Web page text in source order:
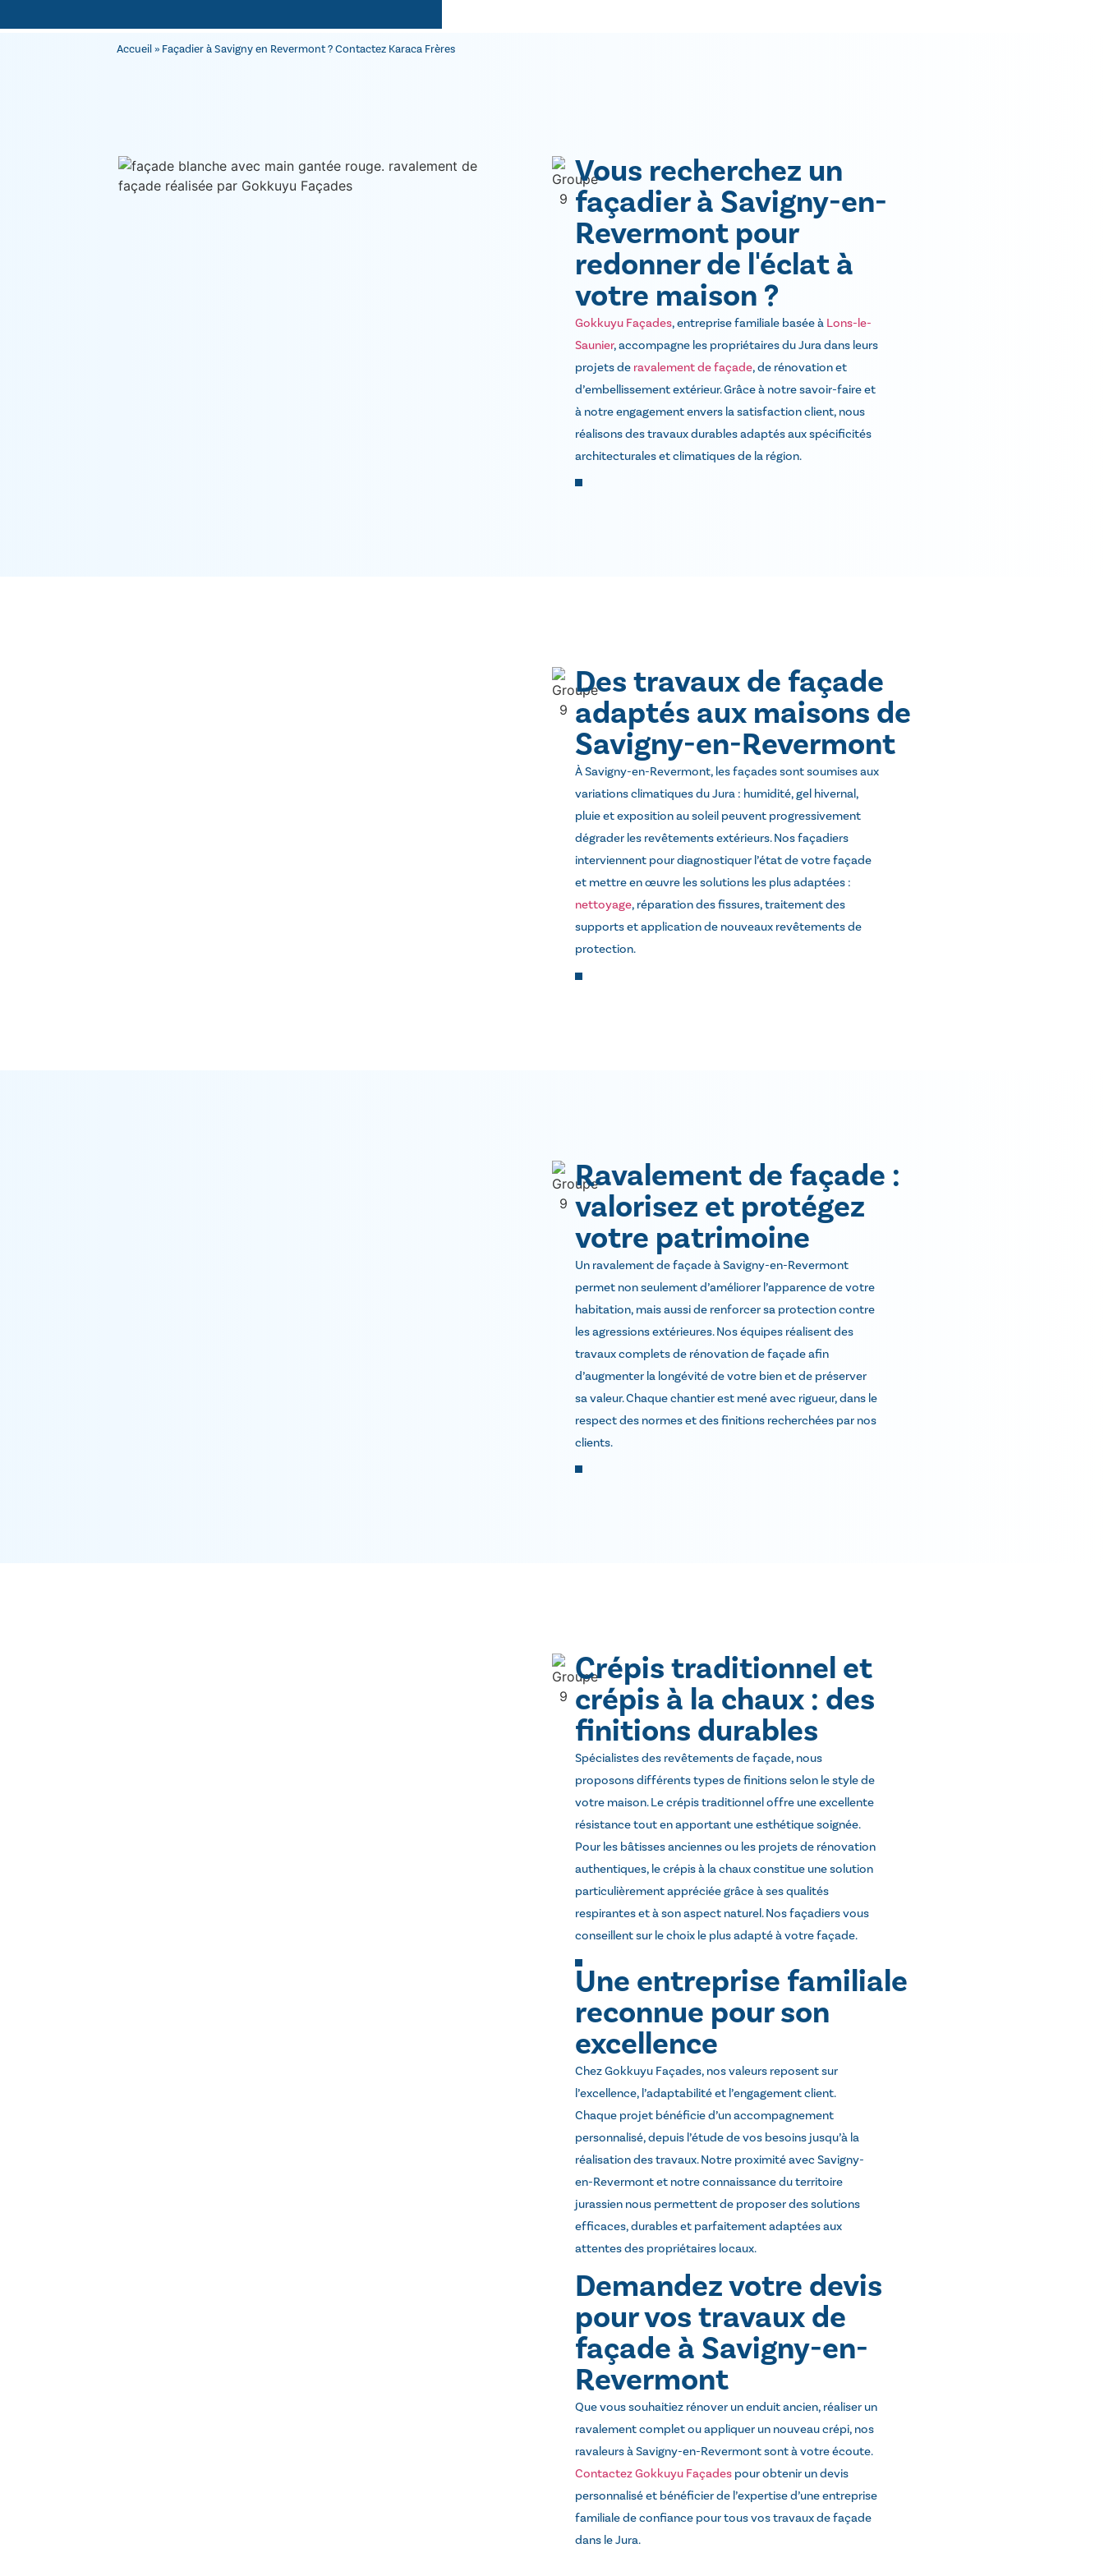
Accueil» Façadier à Savigny en Revermont ? Contactez Karaca Frères
Vous recherchez un
façadier à Savigny-en-
Revermont pour
redonner de l'éclat à
votre maison ?
Gokkuyu Façades, entreprise familiale basée à Lons-le-
Saunier, accompagne les propriétaires du Jura dans leurs
projets de ravalement de façade, de rénovation et
d’embellissement extérieur. Grâce à notre savoir-faire et
à notre engagement envers la satisfaction client, nous
réalisons des travaux durables adaptés aux spécificités
architecturales et climatiques de la région.
Des travaux de façade
adaptés aux maisons de
Savigny-en-Revermont
À Savigny-en-Revermont, les façades sont soumises aux
variations climatiques du Jura : humidité, gel hivernal,
pluie et exposition au soleil peuvent progressivement
dégrader les revêtements extérieurs. Nos façadiers
interviennent pour diagnostiquer l’état de votre façade
et mettre en œuvre les solutions les plus adaptées :
nettoyage, réparation des fissures, traitement des
supports et application de nouveaux revêtements de
protection.
Ravalement de façade :
valorisez et protégez
votre patrimoine
Un ravalement de façade à Savigny-en-Revermont
permet non seulement d’améliorer l’apparence de votre
habitation, mais aussi de renforcer sa protection contre
les agressions extérieures. Nos équipes réalisent des
travaux complets de rénovation de façade afin
d’augmenter la longévité de votre bien et de préserver
sa valeur. Chaque chantier est mené avec rigueur, dans le
respect des normes et des finitions recherchées par nos
clients.
Crépis traditionnel et
crépis à la chaux : des
finitions durables
Spécialistes des revêtements de façade, nous
proposons différents types de finitions selon le style de
votre maison. Le crépis traditionnel offre une excellente
résistance tout en apportant une esthétique soignée.
Pour les bâtisses anciennes ou les projets de rénovation
authentiques, le crépis à la chaux constitue une solution
particulièrement appréciée grâce à ses qualités
respirantes et à son aspect naturel. Nos façadiers vous
conseillent sur le choix le plus adapté à votre façade.
Une entreprise familiale
reconnue pour son
excellence
Chez Gokkuyu Façades, nos valeurs reposent sur
l’excellence, l’adaptabilité et l’engagement client.
Chaque projet bénéficie d’un accompagnement
personnalisé, depuis l’étude de vos besoins jusqu’à la
réalisation des travaux. Notre proximité avec Savigny-
en-Revermont et notre connaissance du territoire
jurassien nous permettent de proposer des solutions
efficaces, durables et parfaitement adaptées aux
attentes des propriétaires locaux.
Demandez votre devis
pour vos travaux de
façade à Savigny-en-
Revermont
Que vous souhaitiez rénover un enduit ancien, réaliser un
ravalement complet ou appliquer un nouveau crépi, nos
ravaleurs à Savigny-en-Revermont sont à votre écoute.
Contactez Gokkuyu Façades pour obtenir un devis
personnalisé et bénéficier de l’expertise d’une entreprise
familiale de confiance pour tous vos travaux de façade
dans le Jura.